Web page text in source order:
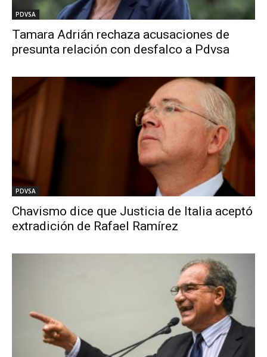
PDVSA
Tamara Adrián rechaza acusaciones de
presunta relación con desfalco a Pdvsa
PDVSA
Chavismo dice que Justicia de Italia aceptó
extradición de Rafael Ramírez